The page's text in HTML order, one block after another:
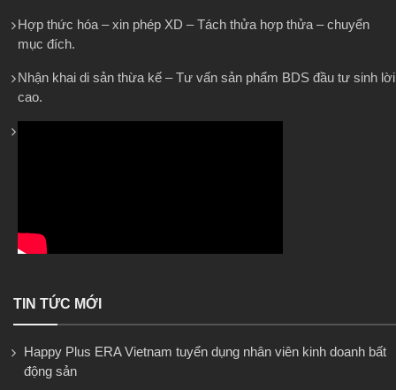
Hợp thức hóa – xin phép XD – Tách thửa hợp thửa – chuyển
mục đích.
Nhận khai di sản thừa kế – Tư vấn sản phẩm BDS đầu tư sinh lời
cao.
TIN TỨC MỚI
Happy Plus ERA Vietnam tuyển dụng nhân viên kinh doanh bất
động sản